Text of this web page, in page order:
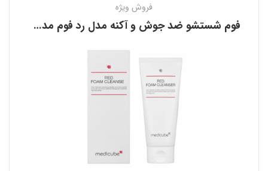
فروش ویژه
فوم شستشو ضد جوش و آکنه مدل رد فوم مدی کیوب MEDICUBE